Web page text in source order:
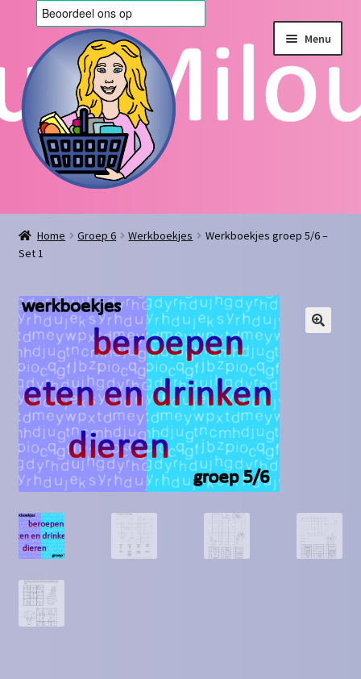
door
naar
navigatie
de
inhoud
Menu
Home
Afrekenen
Algemene voorwaarden
Blog
Contact
Homepagina
Mijn account
Privacy Policy
Winkelmand
Winkel
Home Groep 6 Werkboekjes
Werkboekjes groep 5/6 –
Set 1